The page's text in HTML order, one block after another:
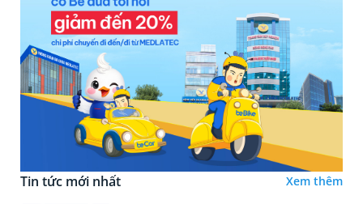
Tin tức mới nhất Xem thêm